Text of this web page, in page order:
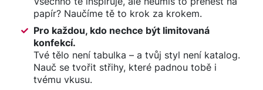
papír? Naučíme tě to krok za krokem.
Pro každou, kdo nechce být limitovaná
konfekcí.
Tvé tělo není tabulka – a tvůj styl není katalog.
Nauč se tvořit střihy, které padnou tobě i
tvému vkusu.